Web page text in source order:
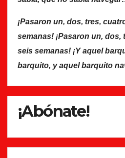
¡Pasaron un, dos, tres,
semanas! ¡Pasaron un, dos,
seis semanas! ¡Y aquel
barquito, y aquel barquito
¡Abónate!